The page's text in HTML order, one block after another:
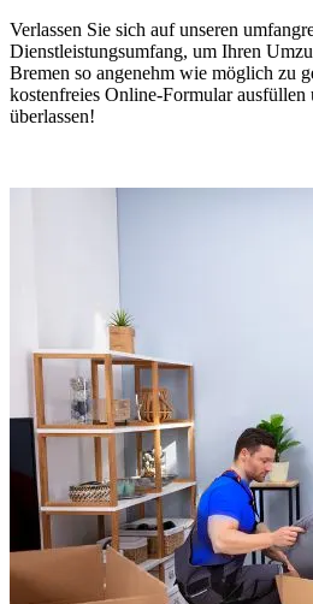
Verlassen Sie sich auf unseren
Dienstleistungsumfang, um Ihren
Bremen so angenehm wie möglich zu
kostenfreies Online-Formular ausfüllen
überlassen!